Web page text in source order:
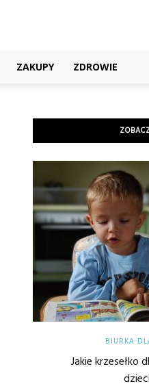
ZAKUPY ZDROWIE
BIURKA
Jakie krzesełko